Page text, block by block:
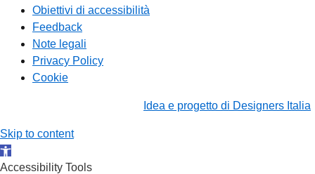
Obiettivi di accessibilità
Feedback
Note legali
Privacy Policy
Cookie
Idea e progetto di Designers Italia
Skip to content
Open toolbar
Accessibility Tools